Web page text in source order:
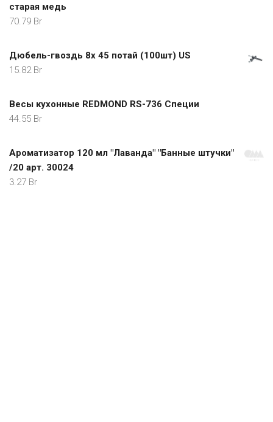
старая медь
70.79 Br
Дюбель-гвоздь 8х 45 потай (100шт) US
15.82 Br
Весы кухонные REDMOND RS-736 Специи
44.55 Br
Ароматизатор 120 мл "Лаванда" "Банные штучки"
/20 арт. 30024
3.27 Br